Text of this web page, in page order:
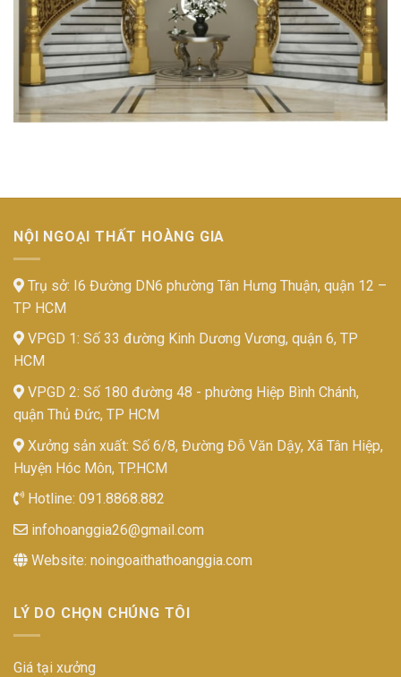
NỘI NGOẠI THẤT HOÀNG GIA
Trụ sở: I6 Đường DN6 phường Tân Hưng Thuận, quận 12 –
TP HCM
VPGD 1: Số 33 đường Kinh Dương Vương, quận 6, TP
HCM
VPGD 2: Số 180 đường 48 - phường Hiệp Bình Chánh,
quận Thủ Đức, TP HCM
Xưởng sản xuất: Số 6/8, Đường Đỗ Văn Dậy, Xã Tân Hiệp,
Huyện Hóc Môn, TP.HCM
Hotline: 091.8868.882
infohoanggia26@gmail.com
Website: noingoaithathoanggia.com
LÝ DO CHỌN CHÚNG TÔI
Giá tại xưởng